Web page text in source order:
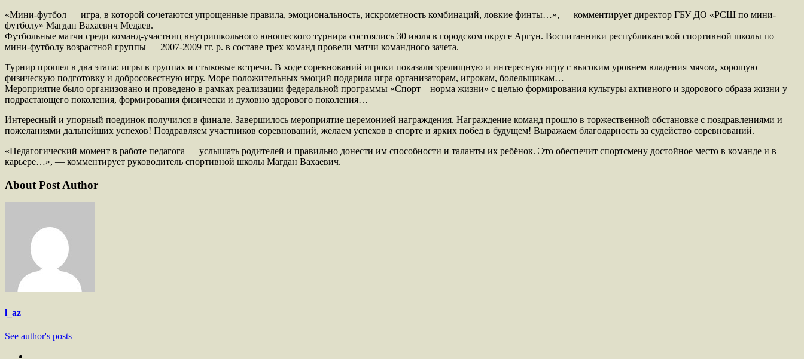
«Мини-футбол — игра, в которой сочетаются упрощенные правила, эмоциональность, искрометность комбинаций, ловкие финты…», — комментирует директор ГБУ ДО «РСШ по мини-
футболу» Магдан Вахаевич Медаев.
Футбольные матчи среди команд-участниц внутришкольного юношеского турнира состоялись 30 июля в городском округе Аргун. Воспитанники республиканской спортивной школы по
мини-футболу возрастной группы — 2007-2009 гг. р. в составе трех команд провели матчи командного зачета.
Турнир прошел в два этапа: игры в группах и стыковые встречи. В ходе соревнований игроки показали зрелищную и интересную игру с высоким уровнем владения мячом, хорошую
физическую подготовку и добросовестную игру. Море положительных эмоций подарила игра организаторам, игрокам, болельщикам…
Мероприятие было организовано и проведено в рамках реализации федеральной программы «Спорт – норма жизни» с целью формирования культуры активного и здорового образа жизни у
подрастающего поколения, формирования физически и духовно здорового поколения…
Интересный и упорный поединок получился в финале. Завершилось мероприятие церемонией награждения. Награждение команд прошло в торжественной обстановке с поздравлениями и
пожеланиями дальнейших успехов! Поздравляем участников соревнований, желаем успехов в спорте и ярких побед в будущем! Выражаем благодарность за судейство соревнований.
«Педагогический момент в работе педагога — услышать родителей и правильно донести им способности и таланты их ребёнок. Это обеспечит спортсмену достойное место в команде и в
карьере…», — комментирует руководитель спортивной школы Магдан Вахаевич.
About Post Author
l_az
See author's posts